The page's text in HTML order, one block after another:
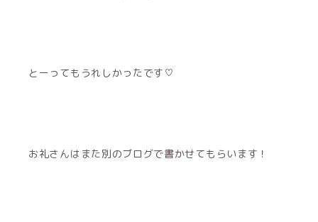
とーってもうれしかったです♡
お礼さんはまた別のブログで書かせてもらいます！